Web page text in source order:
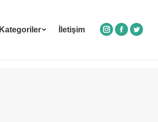
Kategoriler İletişim
Instagram
Facebook